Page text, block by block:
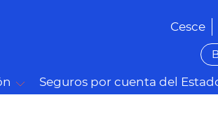
Cesce
Seguros por cuenta del